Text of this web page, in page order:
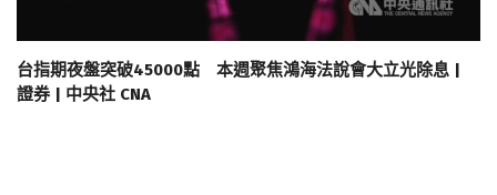
台指期夜盤突破45000點 本週聚焦鴻海法說會大立光除息 |
證券 | 中央社 CNA